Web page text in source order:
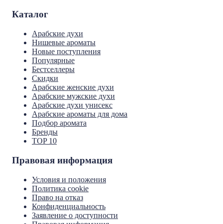
Каталог
Арабские духи
Нишевые ароматы
Новые поступления
Популярные
Бестселлеры
Скидки
Арабские женские духи
Арабские мужские духи
Арабские духи унисекс
Арабские ароматы для дома
Подбор аромата
Бренды
TOP 10
Правовая информация
Условия и положения
Политика cookie
Право на отказ
Конфиденциальность
Заявление о доступности